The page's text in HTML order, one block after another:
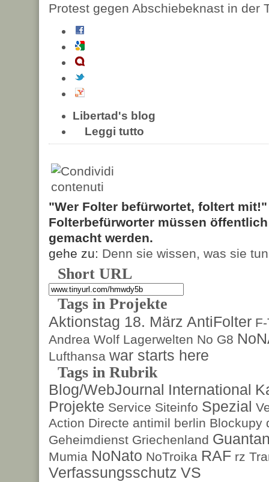
Protest gegen Abschiebeknast in der
Libertad's blog
Leggi tutto
"Wer Folter befürwortet, foltert
Folterbefürworter müssen
gemacht werden.
gehe zu: Denn sie wissen, was sie tun
Short URL
Tags in Projekte
Aktionstag 18. März AntiFolter
Andrea Wolf Lagerwelten No G8
Lufthansa war starts here
Tags in Rubrik
Blog/WebJournal International
Projekte Service Siteinfo Spezial
Action Directe antimil berlin Blockupy
Geheimdienst Griechenland
Mumia NoNato NoTroika RAF rz
Verfassungsschutz VS